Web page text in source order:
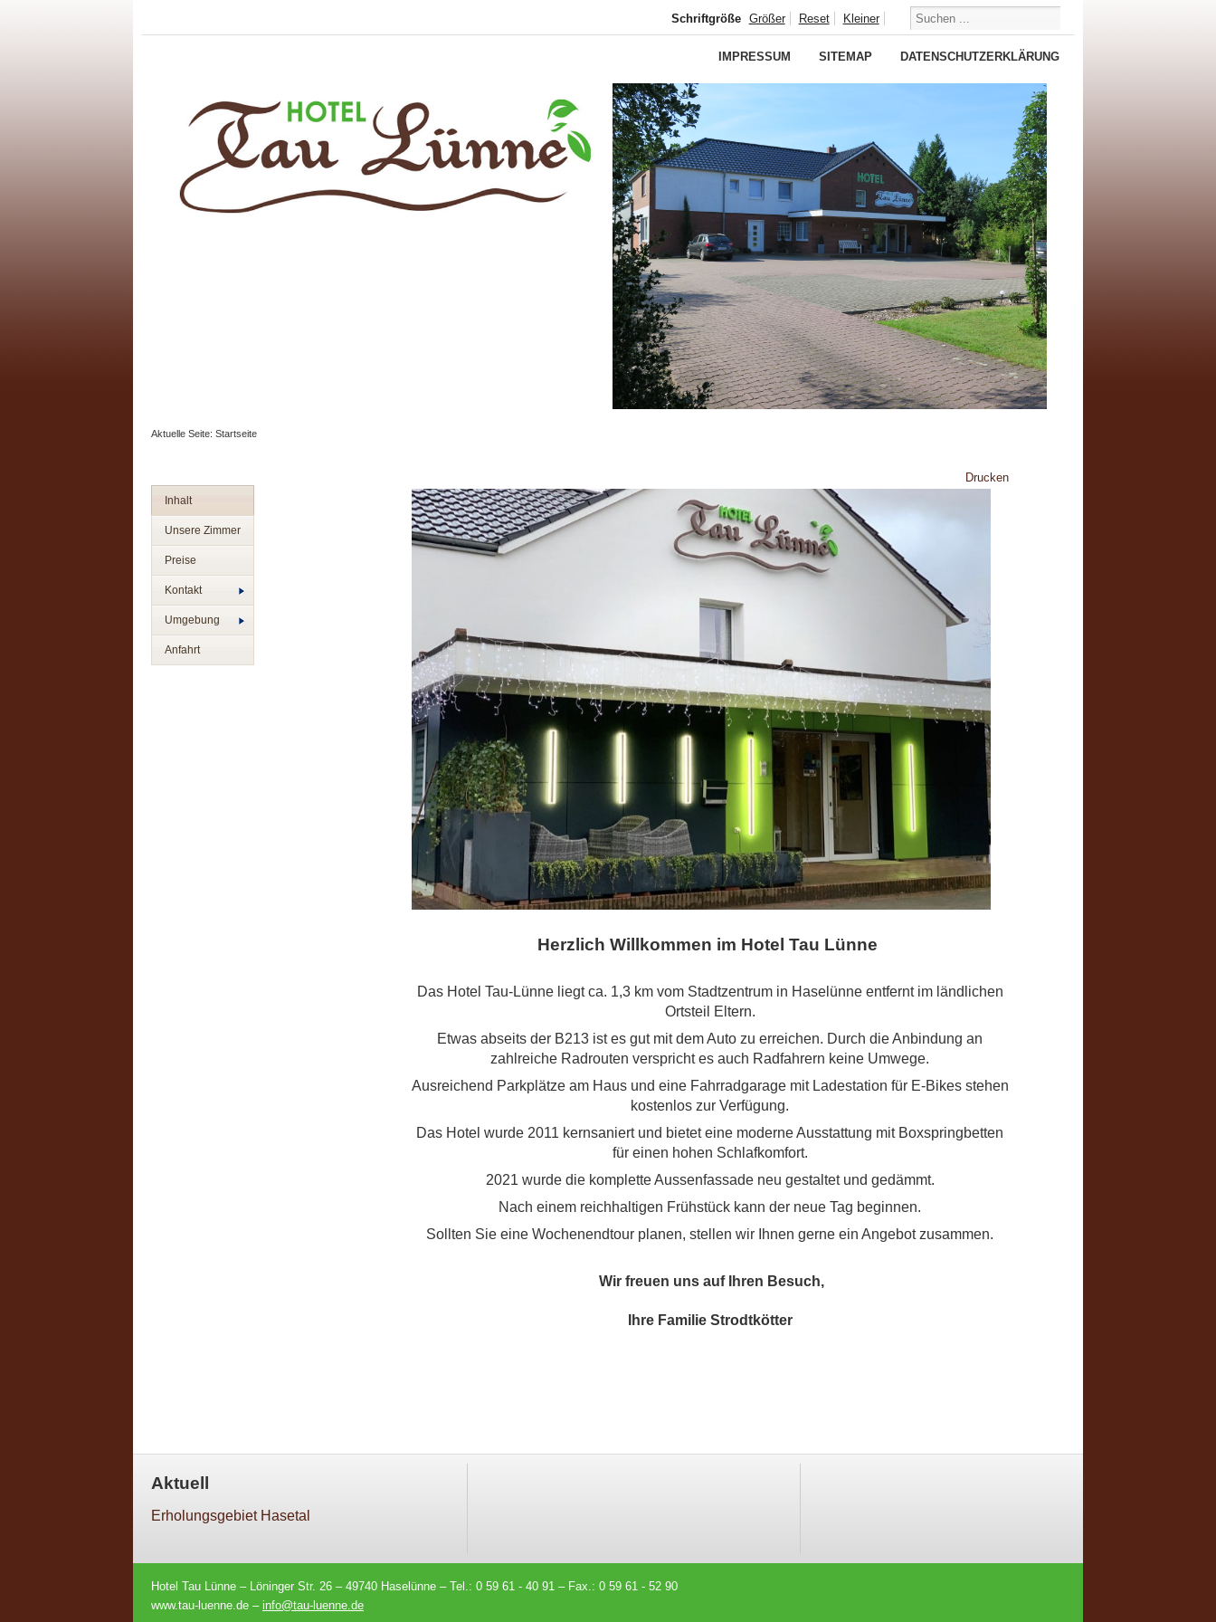
IMPRESSUM SITEMAP DATENSCHUTZERKLÄRUNG
Schriftgröße Größer Reset Kleiner
Aktuelle Seite: Startseite
Inhalt
Unsere Zimmer
Preise
Kontakt
Umgebung
Anfahrt
Drucken
Herzlich Willkommen im Hotel Tau Lünne
Das Hotel Tau-Lünne liegt ca. 1,3 km vom Stadtzentrum in Haselünne entfernt im ländlichen
Ortsteil Eltern.
Etwas abseits der B213 ist es gut mit dem Auto zu erreichen. Durch die Anbindung an
zahlreiche Radrouten verspricht es auch Radfahrern keine Umwege.
Ausreichend Parkplätze am Haus und eine Fahrradgarage mit Ladestation für E-Bikes stehen
kostenlos zur Verfügung.
Das Hotel wurde 2011 kernsaniert und bietet eine moderne Ausstattung mit Boxspringbetten
für einen hohen Schlafkomfort.
2021 wurde die komplette Aussenfassade neu gestaltet und gedämmt.
Nach einem reichhaltigen Frühstück kann der neue Tag beginnen.
Sollten Sie eine Wochenendtour planen, stellen wir Ihnen gerne ein Angebot zusammen.
Wir freuen uns auf Ihren Besuch,
Ihre Familie Strodtkötter
Aktuell
Erholungsgebiet Hasetal
Hotel Tau Lünne – Löninger Str. 26 – 49740 Haselünne – Tel.: 0 59 61 - 40 91 – Fax.: 0 59 61 - 52 90
www.tau-luenne.de – info@tau-luenne.de